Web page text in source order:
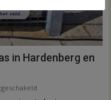
in Hardenberg en